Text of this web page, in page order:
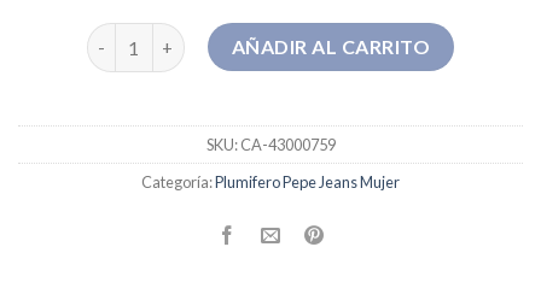
plumifero pepe jeans mujer cantidad
AÑADIR AL CARRITO
SKU:CA-43000759
Categoría:Plumifero Pepe Jeans Mujer